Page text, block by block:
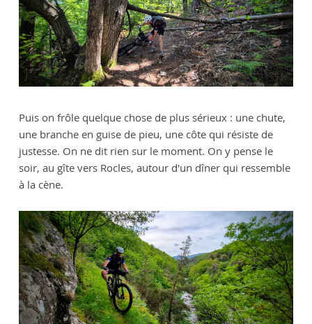
Puis on frôle quelque chose de plus sérieux : une chute,
une branche en guise de pieu, une côte qui résiste de
justesse. On ne dit rien sur le moment. On y pense le
soir, au gîte vers Rocles, autour d'un dîner qui ressemble
à la cène.